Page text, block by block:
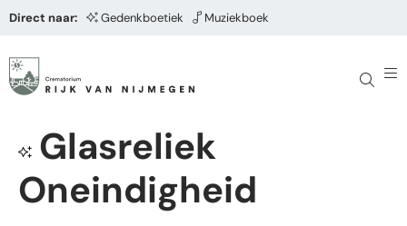
Direct naar: Gedenkboetiek Muziekboek
Glasreliek
Oneindigheid